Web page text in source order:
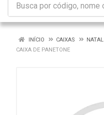
INÍCIO CAIXAS
NATAL
CAIXA DE PANETONE